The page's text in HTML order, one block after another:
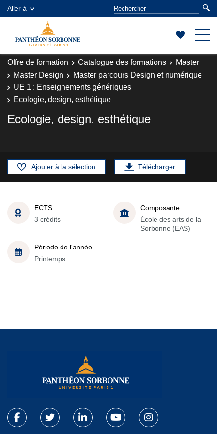
Aller à
Offre de formation Catalogue des formations
Master
Master Design
Master parcours Design et numérique
UE 1 : Enseignements génériques
Ecologie, design, esthétique
Ecologie, design, esthétique
Ajouter à la sélection Télécharger
ECTS
3 crédits
Composante
École des arts de la
Sorbonne (EAS)
Période de l'année
Printemps